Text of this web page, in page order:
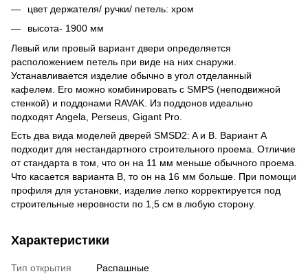
цвет держателя/ ручки/ петель: хром
высота- 1900 мм
Левый или провый вариант двери определяется
расположением петель при виде на них снаружи.
Устанавливается изделие обычно в угол отделанный
кафелем. Его можно комбинировать с SMPS (неподвижной
стенкой) и поддонами RAVAK. Из поддонов идеально
подходят Angela, Perseus, Gigant Pro.
Есть два вида моделей дверей SMSD2: A и B. Вариант А
подходит для нестандартного строительного проема. Отличие
от стандарта в том, что он на 11 мм меньше обычного проема.
Что касается варианта В, то он на 16 мм больше. При помощи
профиля для установки, изделие легко корректируется под
строительные неровности по 1,5 см в любую сторону.
Характеристики
Тип открытия
Распашные